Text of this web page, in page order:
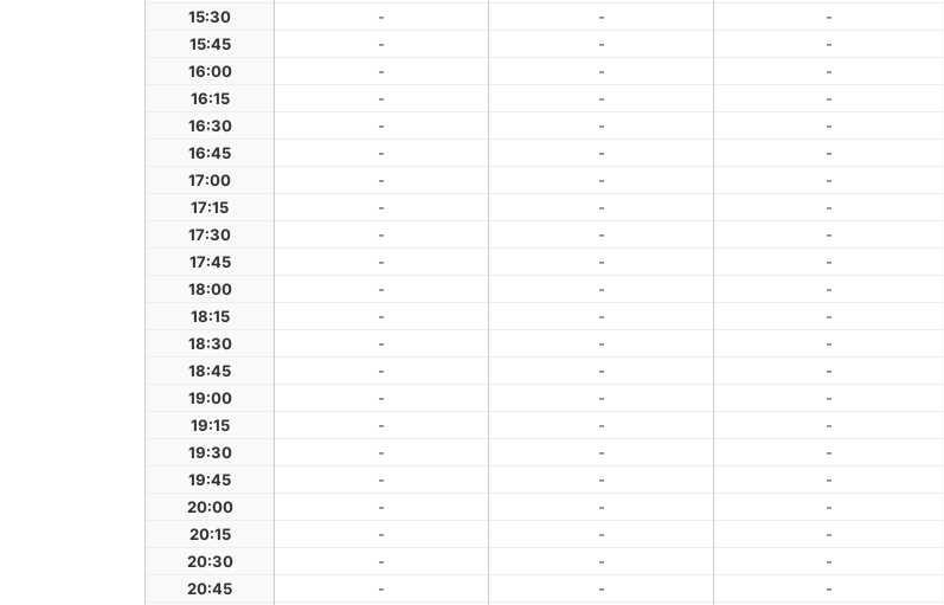
15:30
- - -
15:45
- - -
16:00
- - -
16:15
- - -
16:30
- - -
16:45
- - -
17:00
- - -
17:15
- - -
17:30
- - -
17:45
- - -
18:00
- - -
18:15
- - -
18:30
- - -
18:45
- - -
19:00
- - -
19:15
- - -
19:30
- - -
19:45
- - -
20:00
- - -
20:15
- - -
20:30
- - -
20:45
- - -